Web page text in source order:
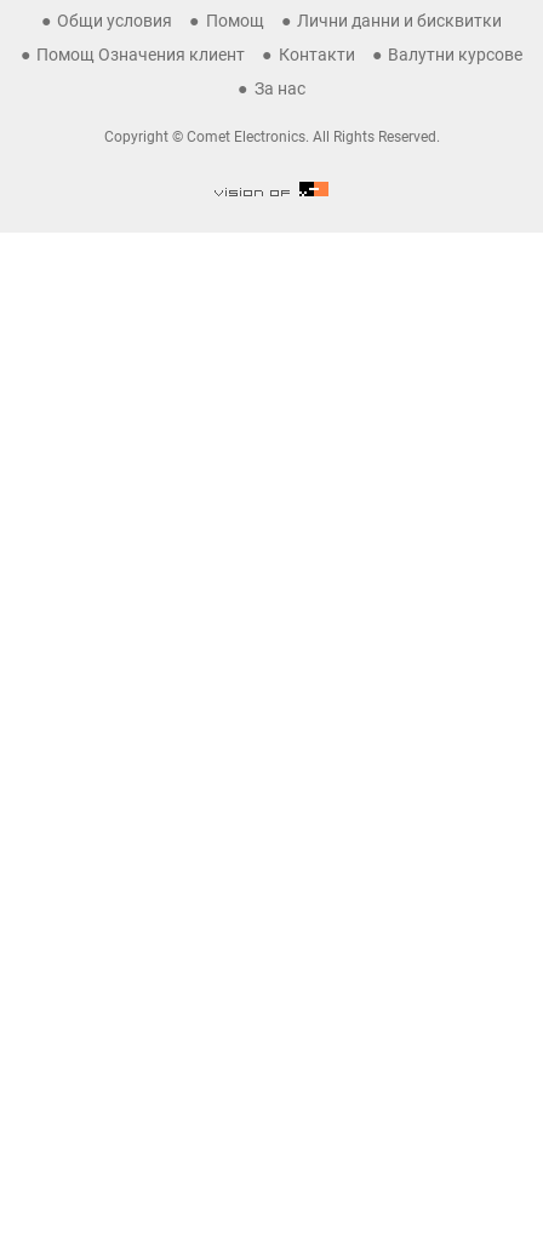
Общи условия Помощ
Лични данни и бисквитки
Помощ Означения клиент
Контакти
Валутни курсове
За нас
Copyright © Comet Electronics. All Rights Reserved.